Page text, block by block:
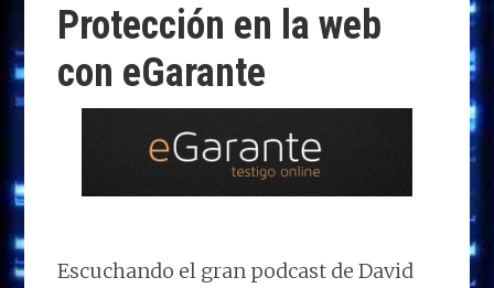
Protección en la web
con eGarante
Escuchando el gran podcast de David